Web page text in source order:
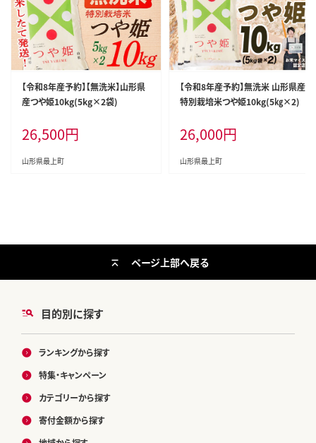
【令和8年産予約】【無洗米】山形県
産つや姫10kg(5kg×2袋)
26,500円
山形県最上町
【令和8年産予約】無洗米 山形県産
特別栽培米つや姫10kg(5㎏×2)
26,000円
山形県最上町
目的別に探す
ランキングから探す
特集・キャンペーン
カテゴリーから探す
寄付金額から探す
ページ上部へ戻る